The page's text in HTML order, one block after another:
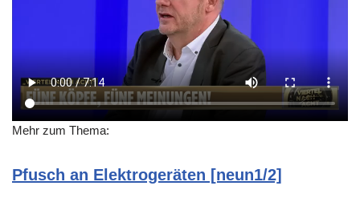
Mehr zum Thema:
Pfusch an Elektrogeräten [neun1/2]